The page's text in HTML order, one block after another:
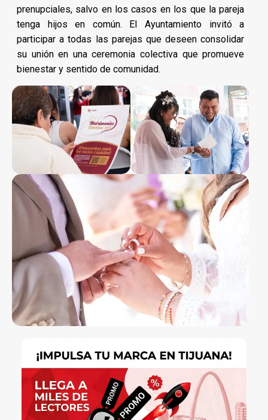
prenupciales, salvo en los casos en los que la pareja
tenga hijos en común. El Ayuntamiento invitó a
participar a todas las parejas que deseen consolidar
su unión en una ceremonia colectiva que promueve
bienestar y sentido de comunidad.